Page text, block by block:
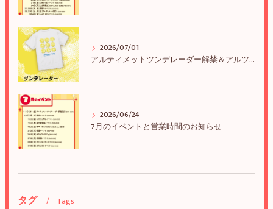
2026/07/01
アルティメットツンデレーダー解禁＆アルツンBIGTEE販売のお知らせ
2026/06/24
7月のイベントと営業時間のお知らせ
タグ Tags